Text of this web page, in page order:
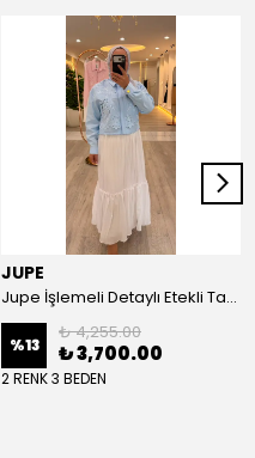
JUPE
Jupe İşlemeli Detaylı Etekli Takım 8663
%13
₺ 4,255.00
₺ 3,700.00
2 RENK 3 BEDEN